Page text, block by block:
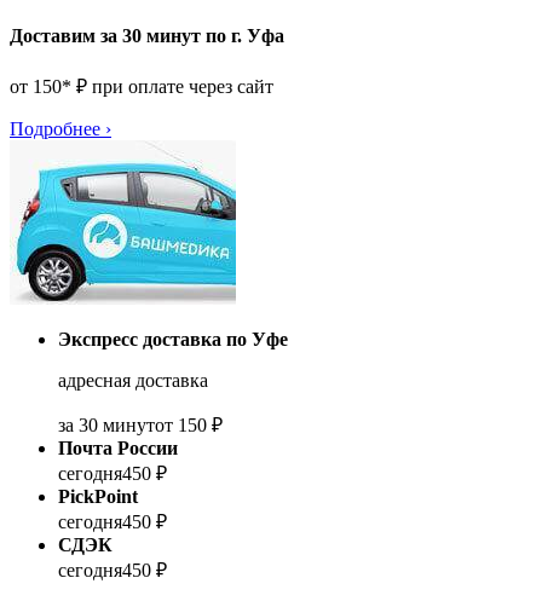
Доставим за 30 минут по г. Уфа
от 150* ₽ при оплате через сайт
Подробнее ›
Экспресс доставка по Уфе
адресная доставка
за 30 минутот 150 ₽
Почта России
сегодня450 ₽
PickPoint
сегодня450 ₽
СДЭК
сегодня450 ₽